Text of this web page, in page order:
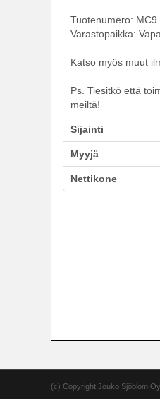
Tuotenumero: MC9
Varastopaikka:
Katso myös muut
Ps. Tiesitkö että
meiltä!
Sijainti
Myyjä
Nettikone
(c) Copyright Jouko Sjöblom Oy